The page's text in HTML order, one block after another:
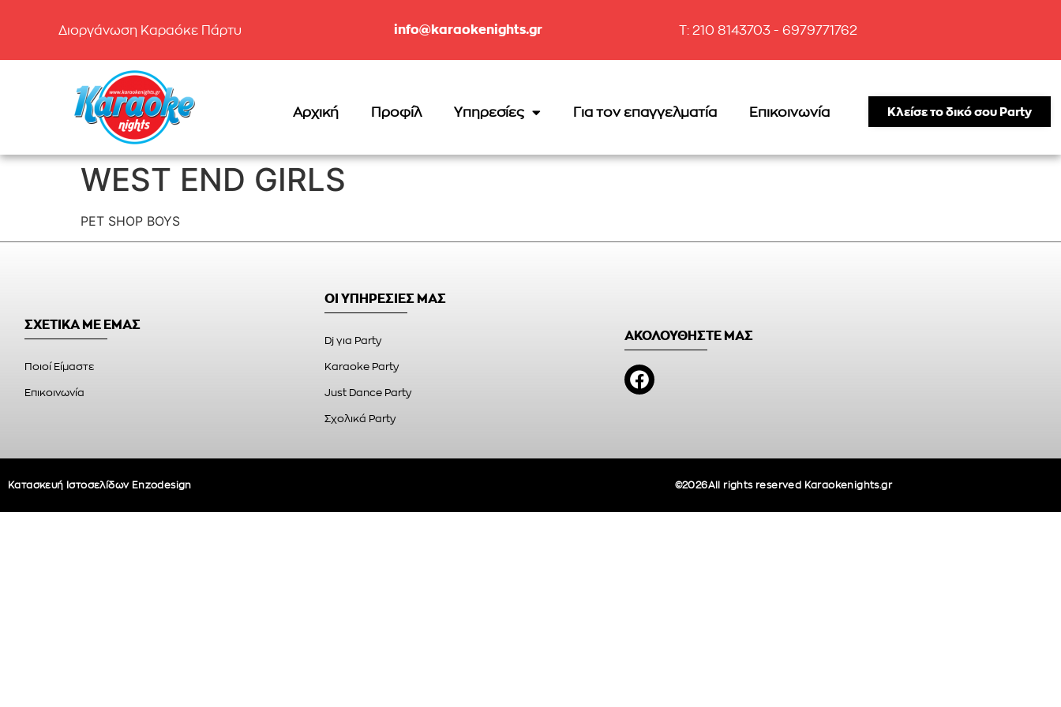
Διοργάνωση Καραόκε Πάρτυ info@karaokenights.gr T: 210 8143703 - 6979771762
Αρχική Προφίλ Υπηρεσίες Για τον επαγγελματία Επικοινωνία Κλείσε το δικό σου Party
WEST END GIRLS
PET SHOP BOYS
ΣΧΕΤΙΚΑ ΜΕ ΕΜΑΣ
Ποιοί Είμαστε
Επικοινωνία
ΟΙ ΥΠΗΡΕΣΙΕΣ ΜΑΣ
Dj για Party
Karaoke Party
Just Dance Party
Σχολικά Party
ΑΚΟΛΟΥΘΗΣΤΕ ΜΑΣ
Κατασκευή Ιστοσελίδων Enzodesign ©2026All rights reserved Karaokenights.gr